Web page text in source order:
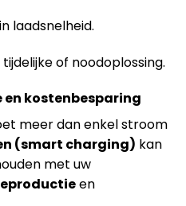
laadsnelheid.
of noodoplossing.
en kostenbesparing
meer dan enkel stroom
(smart charging) kan
met uw
en